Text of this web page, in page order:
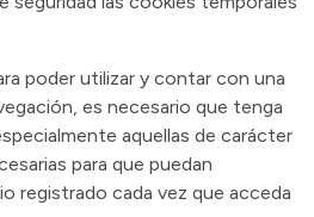
poder utilizar y contar con una
es necesario que tenga
aquellas de carácter
para que puedan
registrado cada vez que acceda